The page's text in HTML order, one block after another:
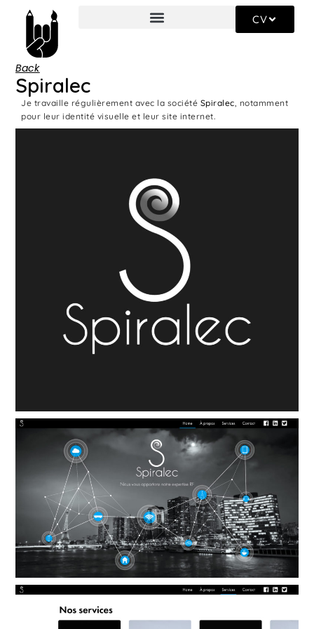
CV
Back
Spiralec
Je travaille régulièrement avec la société Spiralec, notamment
pour leur identité visuelle et leur site internet.